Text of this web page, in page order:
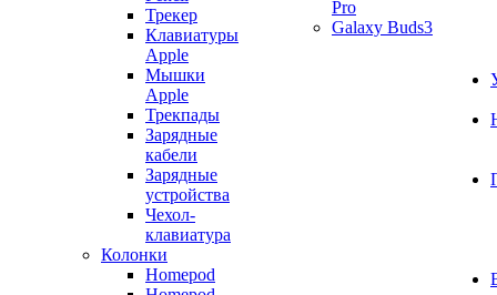
Трекер
Клавиатуры
Apple
Мышки
Apple
Трекпады
Зарядные
кабели
Зарядные
устройства
Чехол-
клавиатура
Колонки
Homepod
Pro
Galaxy Buds3